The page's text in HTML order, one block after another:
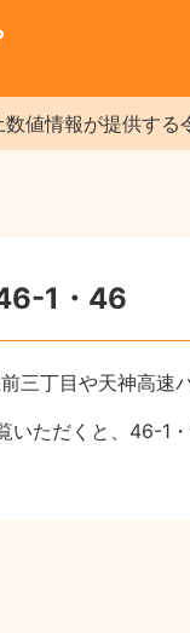
値情報が提供す
1・46
三丁目や天神高速
いただくと、46-1